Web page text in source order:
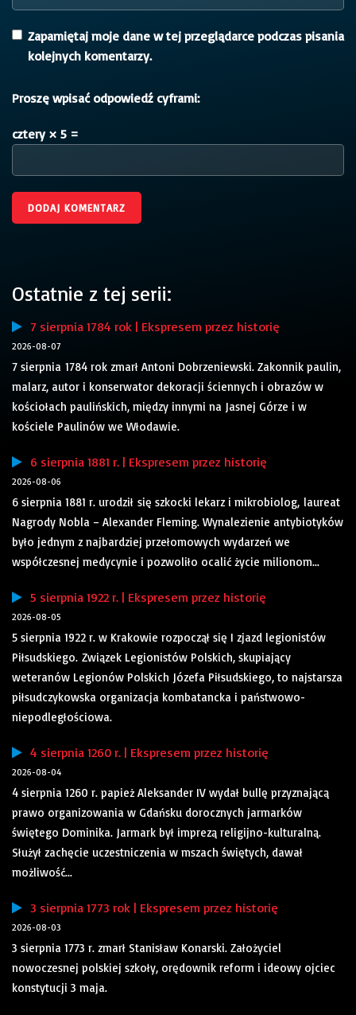
Zapamiętaj moje dane w tej przeglądarce podczas pisania
kolejnych komentarzy.
Proszę wpisać odpowiedź cyframi:
cztery × 5 =
Ostatnie z tej serii:
7 sierpnia 1784 rok | Ekspresem przez historię
2026-08-07
7 sierpnia 1784 rok zmarł Antoni Dobrzeniewski. Zakonnik paulin,
malarz, autor i konserwator dekoracji ściennych i obrazów w
kościołach paulińskich, między innymi na Jasnej Górze i w
kościele Paulinów we Włodawie.
6 sierpnia 1881 r. | Ekspresem przez historię
2026-08-06
6 sierpnia 1881 r. urodził się szkocki lekarz i mikrobiolog, laureat
Nagrody Nobla – Alexander Fleming. Wynalezienie antybiotyków
było jednym z najbardziej przełomowych wydarzeń we
współczesnej medycynie i pozwoliło ocalić życie milionom...
5 sierpnia 1922 r. | Ekspresem przez historię
2026-08-05
5 sierpnia 1922 r. w Krakowie rozpoczął się I zjazd legionistów
Piłsudskiego. Związek Legionistów Polskich, skupiający
weteranów Legionów Polskich Józefa Piłsudskiego, to najstarsza
piłsudczykowska organizacja kombatancka i państwowo-
niepodległościowa.
4 sierpnia 1260 r. | Ekspresem przez historię
2026-08-04
4 sierpnia 1260 r. papież Aleksander IV wydał bullę przyznającą
prawo organizowania w Gdańsku dorocznych jarmarków
świętego Dominika. Jarmark był imprezą religijno-kulturalną.
Służył zachęcie uczestniczenia w mszach świętych, dawał
możliwość...
3 sierpnia 1773 rok | Ekspresem przez historię
2026-08-03
3 sierpnia 1773 r. zmarł Stanisław Konarski. Założyciel
nowoczesnej polskiej szkoły, orędownik reform i ideowy ojciec
konstytucji 3 maja.